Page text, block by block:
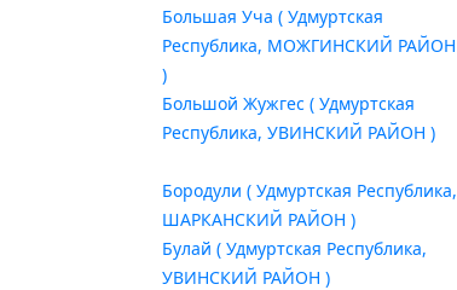
Большая Уча ( Удмуртская
Республика, МОЖГИНСКИЙ РАЙОН
)
Большой Жужгес ( Удмуртская
Республика, УВИНСКИЙ РАЙОН )
Бородули ( Удмуртская Республика,
ШАРКАНСКИЙ РАЙОН )
Булай ( Удмуртская Республика,
УВИНСКИЙ РАЙОН )